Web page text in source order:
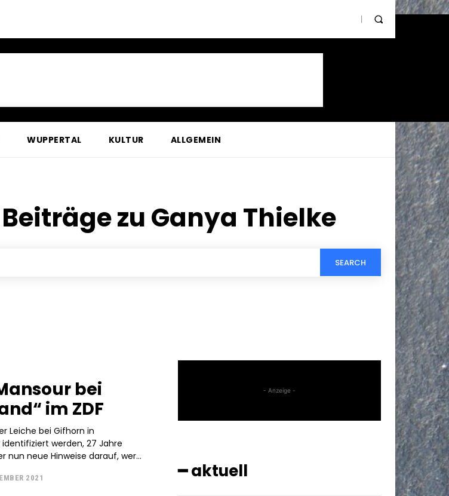
WUPPERTAL KULTUR ALLGEMEIN
zu Ganya Thielke
SEARCH
bei
im ZDF
Leiche bei Gifhorn in
werden, 27 Jahre
neue Hinweise darauf, wer...
2021
- Anzeige -
━ aktuell